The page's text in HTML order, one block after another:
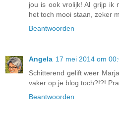
jou is ook vrolijk! Al grijp ik
het toch mooi staan, zeker
Beantwoorden
Angela 17 mei 2014 om
Schitterend gelift weer
vaker op je blog toch?!?!
Beantwoorden